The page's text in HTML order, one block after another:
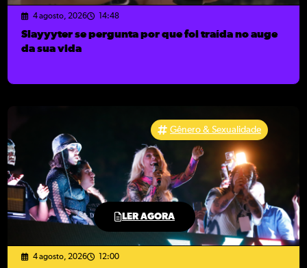
4 agosto, 2026 14:48
Slayyyter se pergunta por que foi traída no auge
da sua vida
LER AGORA
Gênero & Sexualidade
4 agosto, 2026 12:00